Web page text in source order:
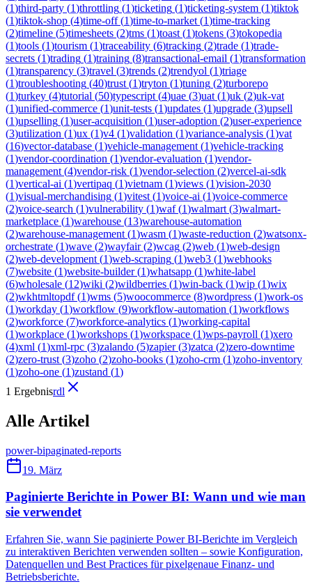
(1)third-party (1)throttling (1)ticketing (1)ticketing-system (1)tiktok
(1)tiktok-shop (4)time-off(1)time-to-market (1)time-tracking
(2)timeline (5)timesheets (2)tms (1)toast (1)tokens (3)tokopedia
(1)tools (1)tourism (1)traceability (6)tracking (2)trade (1)trade-
secrets (1)trading (1)training (8)transactional-email (1)transformation
(1)transparency (3)travel (3)trends (2)trendyol (1)triage
(1)troubleshooting (40)trust (1)tryton (1)tuning (2)turborepo
(1)turkey (4)tutorial (50)typescript (4)uae (3)uat (1)uk (2)uk-vat
(1)unified-commerce (1)unit-tests (1)updates (1)upgrade (3)upsell
(1)upselling (1)user-acquisition (1)user-adoption (2)user-experience
(3)utilization (1)ux (1)v4 (1)validation (1)variance-analysis (1)vat
(16)vector-database (1)vehicle-management (1)vehicle-tracking
(1)vendor-coordination (1)vendor-evaluation (1)vendor-
management (4)vendor-risk (1)vendor-selection (2)vercel-ai-sdk
(1)vertical-ai (1)vertipaq (1)vietnam (1)views (1)vision-2030
(1)visual-merchandising (1)vitest (1)voice-ai (1)voice-commerce
(2)voice-search (1)vulnerability (1)waf(1)walmart (3)walmart-
marketplace (1)warehouse (13)warehouse-automation
(2)warehouse-management (1)wasm (1)waste-reduction (2)watsonx-
orchestrate (1)wave (2)wayfair(2)wcag (2)web (1)web-design
(2)web-development (1)web-scraping (1)web3 (1)webhooks
(7)website (1)website-builder(1)whatsapp (1)white-label
(6)wholesale (12)wiki (2)wildberries (1)win-back (1)wip (1)wix
(2)wkhtmltopdf(1)wms (5)woocommerce (8)wordpress (1)work-os
(1)workday (1)workflow (9)workflow-automation (1)workflows
(2)workforce (7)workforce-analytics (1)working-capital
(1)workplace (1)workshops (1)workspace (1)wps-payroll (1)xero
(4)xml (1)xml-rpc (3)zalando (5)zapier(3)zatca (2)zero-downtime
(2)zero-trust (3)zoho (2)zoho-books (1)zoho-crm (1)zoho-inventory
(1)zoho-one (1)zustand (1)
1 Ergebnisrdl
Alle Artikel
power-bipaginated-reports
19. März
Paginierte Berichte in Power BI: Wann und wie man
sie verwendet
Erfahren Sie, wann Sie paginierte Power BI-Berichte im Vergleich
zu interaktiven Berichten verwenden sollten – sowie Konfiguration,
Datenquellen und Best Practices für pixelgenaue Finanz- und
Betriebsberichte.